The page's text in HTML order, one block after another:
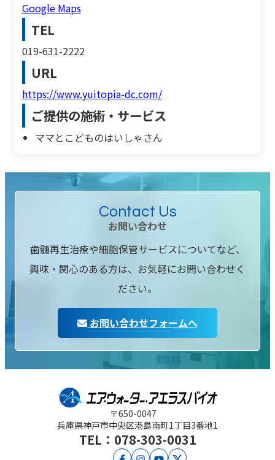
Google Maps
TEL
019-631-2222
URL
https://www.yuitopia-dc.com/
ご提供の施術・サービス
ママとこどものはいしゃさん
Contact Us
お問い合わせ
歯髄再生治療や細胞保管サービスについてなど、
興味・関心のある方は、お気軽にお問い合わせく
ださい。
お問い合わせフォームへ
〒650-0047
兵庫県神戸市中央区港島南町1丁目3番地1
TEL：078-303-0031